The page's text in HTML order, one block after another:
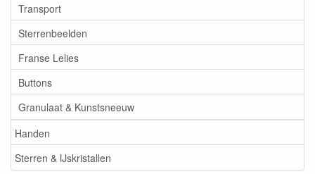
Transport
Sterrenbeelden
Franse Lelies
Buttons
Granulaat & Kunstsneeuw
Handen
Sterren & IJskristallen